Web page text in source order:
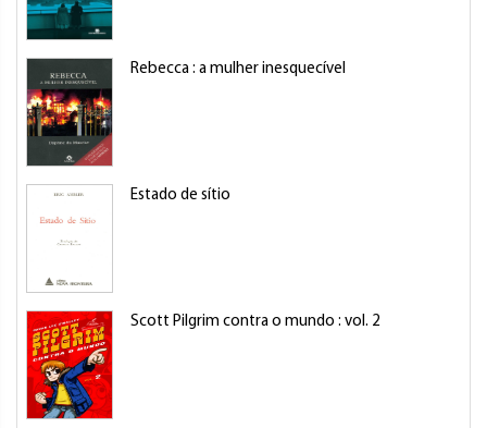
Rebecca : a mulher inesquecível
Estado de sítio
Scott Pilgrim contra o mundo : vol. 2